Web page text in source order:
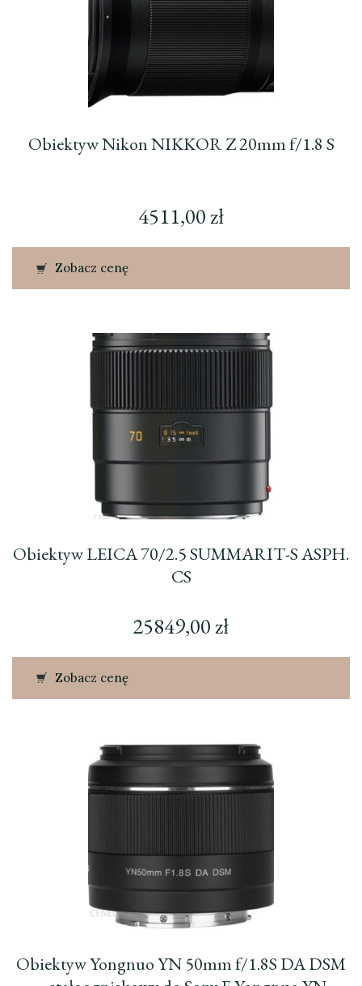
Obiektyw Nikon NIKKOR Z 20mm f/1.8 S
4511,00zł
Zobacz cenę
Obiektyw LEICA 70/2.5 SUMMARIT-S ASPH.
CS
25849,00zł
Zobacz cenę
Obiektyw Yongnuo YN 50mm f/1.8S DA DSM